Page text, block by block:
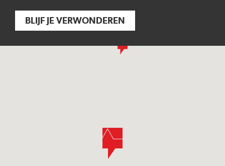
BLIJF JE VERWONDEREN